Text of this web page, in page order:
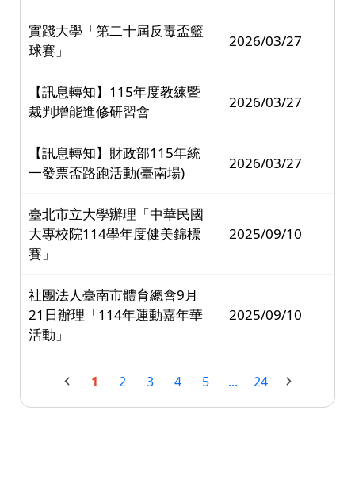
實踐大學「第二十屆反毒盃籃
球賽」
2026/03/27
【訊息轉知】115年度教練暨
裁判增能進修研習會
2026/03/27
【訊息轉知】財政部115年統
一發票盃路跑活動(臺南場)
2026/03/27
臺北市立大學辦理「中華民國
大專校院114學年度健美錦標
賽」
2025/09/10
社團法人臺南市體育總會9月
21日辦理「114年運動嘉年華
活動」
2025/09/10
1 2 3 4 5 ... 24